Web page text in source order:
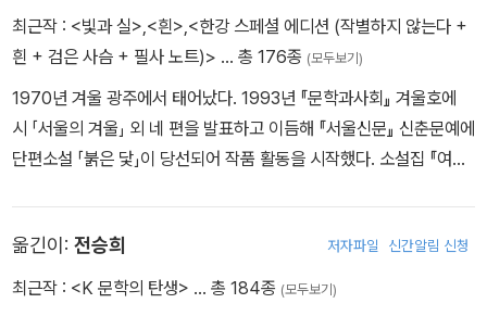
can’t feel the wound in the gray white holes any more. You
r right eye hurts because dirt got into it. Blinking several ti
mes, you think all these perceptions of pain are too weak.
You mutter a prayer over and over again to no specific go
d that you may not recover from whatever you’re sufferin
g now, that the cold soil may become even colder so that
-한강, 『회복하는 인간』중에서-
최근작 : <빛과 실> <흰> <한강 스페셜 에디션 (작별하지 않는다 +
흰 + 검은 사슴 + 필사 노트)> … 총 176종 (모두보기)
1970년 겨울 광주에서 태어났다. 1993년 『문학과사회』 겨울호에
시 「서울의 겨울」 외 네 편을 발표하고 이듬해 『서울신문』 신춘문예에
단편소설 「붉은 닻」이 당선되어 작품 활동을 시작했다. 소설집 『여수
간』 『소년이 온다』 『흰』 『작별하지 않는다』, 시집 『서랍에 저녁을 넣
어 두었다』 등을 출간했다. 오늘의 젊은 예술가상, 이상문학상, 동리
옮긴이: 전승희 저자파일 신간알림 신청
최근작 : <K 문학의 탄생> … 총 184종 (모두보기)